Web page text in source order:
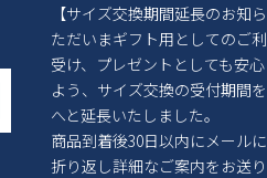
【サイズ交換期間延長のお知ら
ただいまギフト用としてのご
受け、プレゼントとしても安
よう、サイズ交換の受付期間
へと延長いたしました。
商品到着後30日以内にメール
折り返し詳細なご案内をお送